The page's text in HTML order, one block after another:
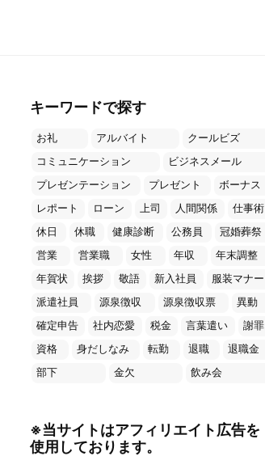
キーワードで探す
お礼 アルバイト
クールビズ
コミュニケーション
ビジネスメール
プレゼンテーション
プレゼント
ボーナス
レポート
ローン 上司 人間関係
仕事術
休日
休職 健康診断 公務員
冠婚葬祭
営業
営業職 女性 年収
年末調整
年賀状
挨拶 敬語 新入社員
服装マナー
派遣社員
源泉徴収 源泉徴収票
異動
確定申告
社内恋愛 税金 言葉遣い
謝罪
資格
身だしなみ 転勤 退職
退職金
部下
金欠 飲み会
※当サイトはアフィリエイト広告を
使用しております。